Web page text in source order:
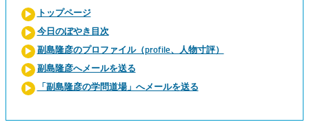
トップページ
今日のぼやき目次
副島隆彦のプロファイル（profile、人物寸評）
副島隆彦へメールを送る
「副島隆彦の学問道場」へメールを送る